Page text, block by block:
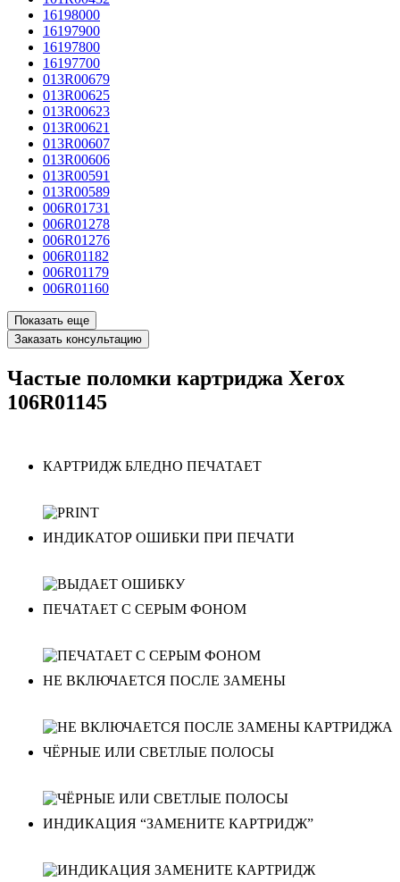
16198000
16197900
16197800
16197700
013R00679
013R00625
013R00623
013R00621
013R00607
013R00606
013R00591
013R00589
006R01731
006R01278
006R01276
006R01182
006R01179
006R01160
Показать еще
Заказать консультацию
Частые поломки картриджа Xerox
106R01145
КАРТРИДЖ БЛЕДНО ПЕЧАТАЕТ
ИНДИКАТОР ОШИБКИ ПРИ ПЕЧАТИ
ПЕЧАТАЕТ С СЕРЫМ ФОНОМ
НЕ ВКЛЮЧАЕТСЯ ПОСЛЕ ЗАМЕНЫ
ЧЁРНЫЕ ИЛИ СВЕТЛЫЕ ПОЛОСЫ
ИНДИКАЦИЯ “ЗАМЕНИТЕ КАРТРИДЖ”